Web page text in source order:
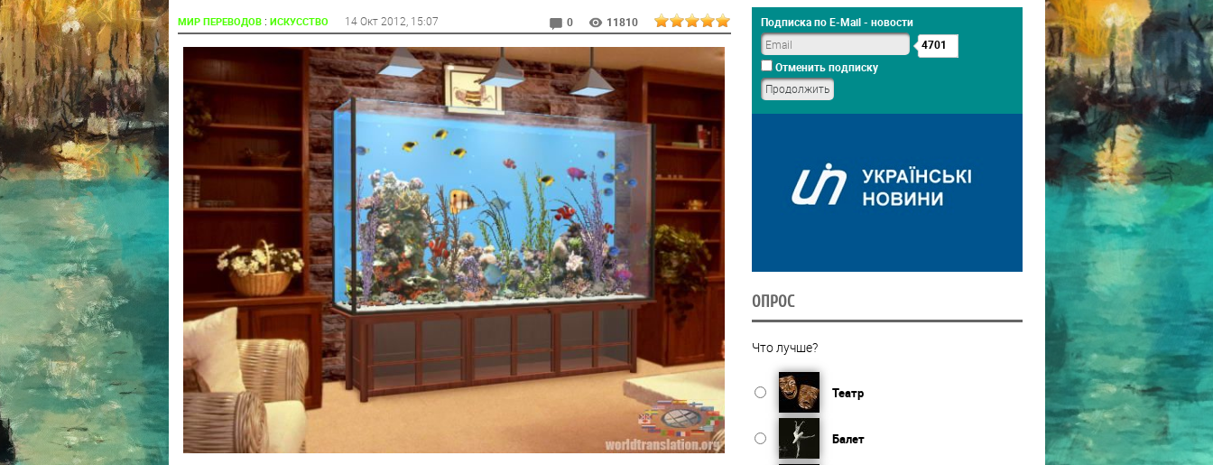
МИР ПЕРЕВОДОВ: ИСКУССТВО 14 Окт 2012 , 15:07 0 11810
Подписка по E-Mail - новости
4701
Отменить подписку
ОПРОС
Что лучше?
Театр
Балет